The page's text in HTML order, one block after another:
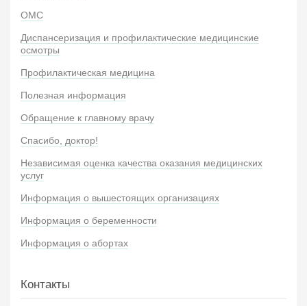
ОМС
Диспансеризация и профилактические медицинские
осмотры
Профилактическая медицина
Полезная информация
Обращение к главному врачу
Спасибо, доктор!
Независимая оценка качества оказания медицинских
услуг
Информация о вышестоящих организациях
Информация о беременности
Информация о абортах
Контакты